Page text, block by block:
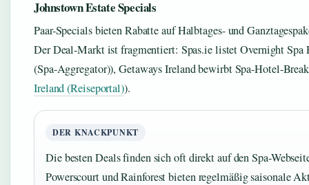
Johnstown Estate Specials
Paar-Specials bieten Rabatte auf Halbtages- und
Der Deal-Markt ist fragmentiert: Spas.ie listet Overnight Spa
(Spa-Aggregator)), Getaways Ireland bewirbt Spa-Hotel-
Ireland (Reiseportal)).
DER KNACKPUNKT
Die besten Deals finden sich oft direkt auf den Spa-
Powerscourt und Rainforest bieten regelmäßig saisonale